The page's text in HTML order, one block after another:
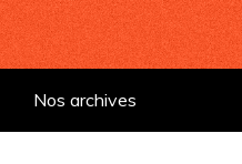
Nos archives